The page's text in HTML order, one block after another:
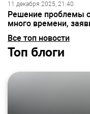
11 декабря 2025, 21:40
Решение проблемы
много времени,
Все топ новости
Топ блоги